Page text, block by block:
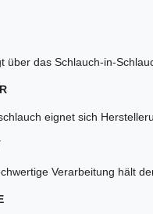
über das Schlauch-in-
eignet sich
Verarbeitung hält